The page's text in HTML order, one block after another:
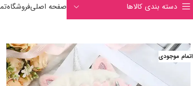
دسته بندی کالاها صفحه اصلیفروشگاه
اتمام موجودی